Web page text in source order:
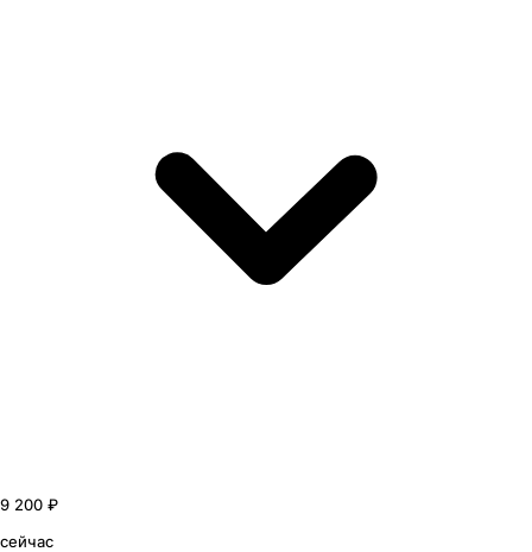
9 200 ₽
сейчас